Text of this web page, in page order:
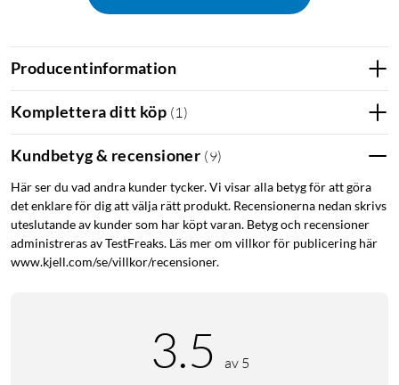
mm hör ZERO-TX2 Mini till de allra minsta True Wireless-
sitter stadigt på plats tack vare de medföljande Secure Fit Tips
och under träning.
Ljud som överraskar
Det egenutvecklade 6 mm-elementet (SBS6Dv.4) levererar ett
20 Hz – 20 kHz täcker hela det hörbara spektrumet.
Producentinformation
Komplettera ditt köp (1)
Kundbetyg & recensioner (9)
Här ser du vad andra kunder tycker. Vi visar alla betyg för att göra
det enklare för dig att välja rätt produkt. Recensionerna nedan skrivs
uteslutande av kunder som har köpt varan. Betyg och recensioner
administreras av TestFreaks. Läs mer om villkor för publicering här
www.kjell.com/se/villkor/recensioner.
3.5 av 5